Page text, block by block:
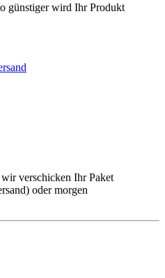
günstiger wird Ihr Produkt
verschicken Ihr Paket
oder morgen